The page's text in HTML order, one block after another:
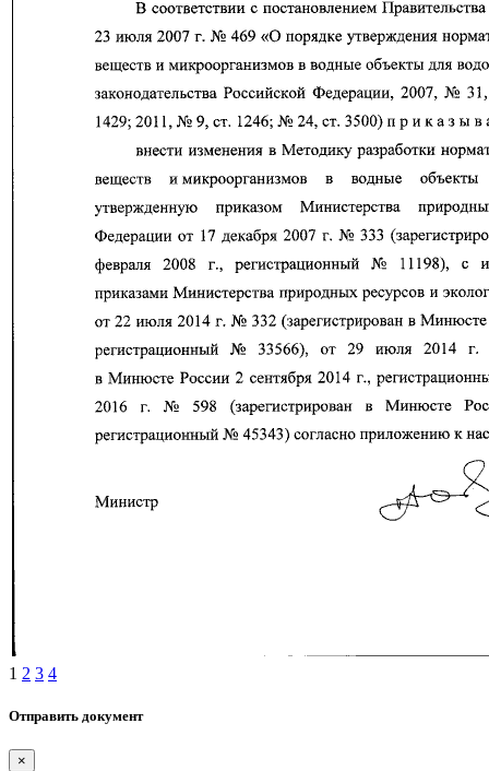
1 2 3 4
Отправить документ
×